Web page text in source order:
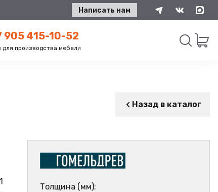
Написать нам
905 415-10-52
для производства мебели
Назад в каталог
Толщина (мм):